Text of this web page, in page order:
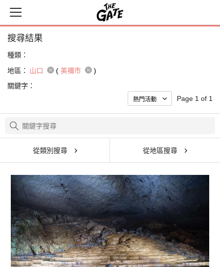
搜尋結果
種類：
地區：
山口 ( 美禰市
)
關鍵字：
Page 1 of 1
從類別搜尋 從地區搜尋